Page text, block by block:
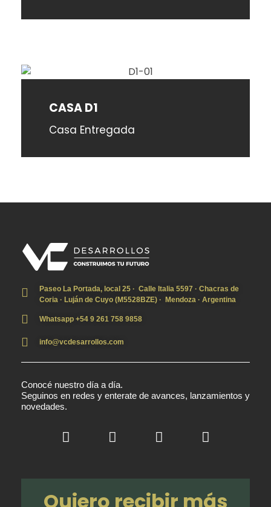
CASA D1
Casa Entregada
Paseo La Portada, local 25 · Calle Italia 5597 · Chacras de
Coria · Luján de Cuyo (M5528BZE) · Mendoza · Argentina
Whatsapp +54 9 261 758 9858
info@vcdesarrollos.com
Conocé nuestro día a día.
Seguinos en redes y enterate de avances, lanzamientos y
novedades.
Quiero recibir más